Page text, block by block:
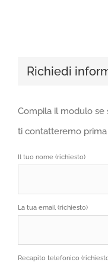
Richiedi
Compila il modulo se
ti contatteremo prima
Il tuo nome (richiesto)
La tua email (richiesto)
Recapito telefonico